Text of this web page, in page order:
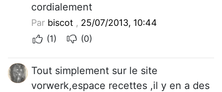
cordialement
Par biscot , 25/07/2013, 10:44
(1)
(0)
Tout simplement sur le site
vorwerk,espace recettes ,il y en a des